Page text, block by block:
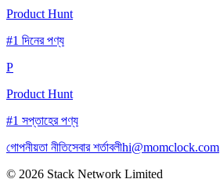
Product Hunt
#1 দিনের পণ্য
P
Product Hunt
#1 সপ্তাহের পণ্য
গোপনীয়তা নীতিসেবার শর্তাবলীhi@momclock.com
© 2026 Stack Network Limited